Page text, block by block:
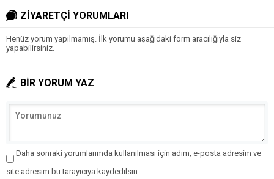
ZİYARETÇİ YORUMLARI
Henüz yorum yapılmamış. İlk yorumu aşağıdaki form aracılığıyla siz
yapabilirsiniz.
BİR YORUM YAZ
Daha sonraki yorumlarımda kullanılması için adım, e-posta adresim ve
site adresim bu tarayıcıya kaydedilsin.